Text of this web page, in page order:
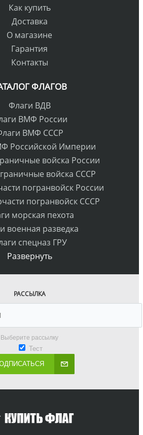
Как купить
Доставка
О магазине
Гарантия
Контакты
ФЛАГОВ
Флаги ВДВ
ВМФ России
ВМФ СССР
Российской Империи
войска России
войска СССР
погранвойск России
погранвойск СССР
морская пехота
военная разведка
спецназ ГРУ
Развернуть
РАССЫЛКА
Выберите рассылку
Тест